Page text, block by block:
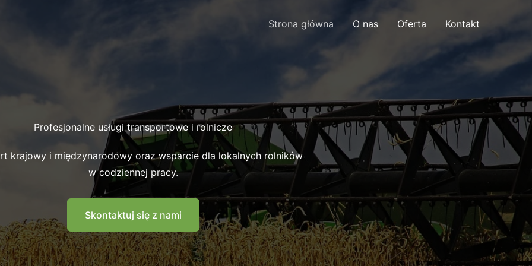
Strona główna O nas Oferta Kontakt
Profesjonalne usługi transportowe i rolnicze
krajowy i międzynarodowy oraz wsparcie dla lokalnych rolników
w codziennej pracy.
Skontaktuj się z nami